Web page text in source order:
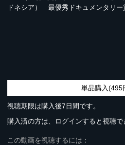
ドネシア） 最優秀ドキュメンタリー
単品購入(495
視聴期限は購入後7日間です。
購入済の方は、ログインすると視聴で
この動画を視聴するには：